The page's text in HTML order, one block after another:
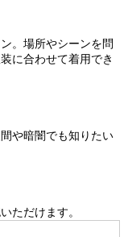
。場所やシーンを問
に合わせて着用でき
や暗闇でも知りたい
ただけます。